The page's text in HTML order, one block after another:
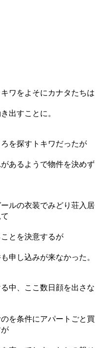
ワをよそにカナタたちは
出すことに。
を探すトキワだったが
あるようで物件を決めず
ルの衣装でみどり荘入居
とを決意するが
申し込みが来なかった。
中、ここ数日顔を出さな
を条件にアパートごと買